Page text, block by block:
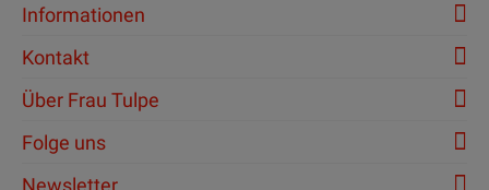
Informationen
Kontakt
Über Frau Tulpe
Folge uns